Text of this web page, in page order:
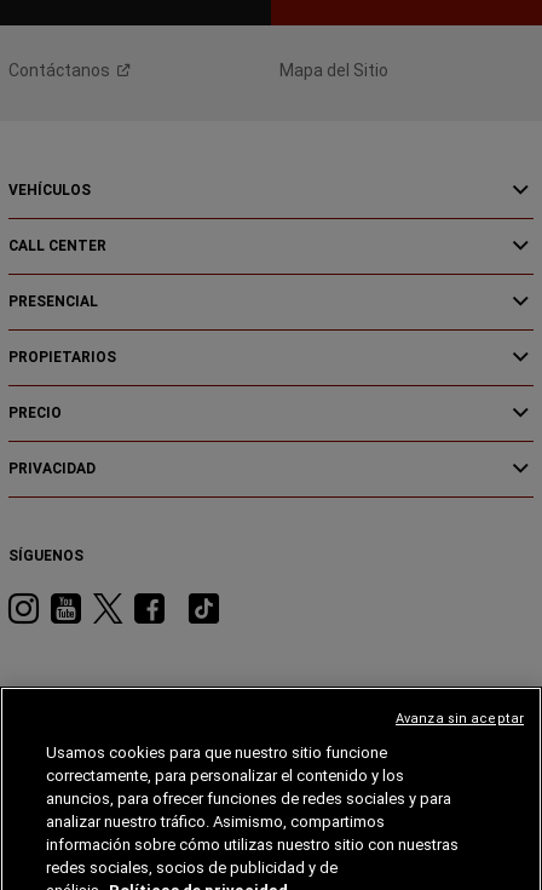
Contáctanos Mapa del Sitio
VEHÍCULOS
CALL CENTER
PRESENCIAL
PROPIETARIOS
PRECIO
PRIVACIDAD
SÍGUENOS
Visita
Instagram
Visita
YouTube
Visita
Twitter
Visita
Facebook
Visita
Tiktok
STELLANTIS MOPAR®
ROMEO y FIAT son marcas registradas de FCA Group Marketing S.p.A. y se usan con permiso.
RAM se reserva el derecho de efectuar cambios en las especificaciones, equipamientos,
Usamos cookies para que nuestro sitio funcione
correctamente, para personalizar el contenido y los
anuncios, para ofrecer funciones de redes sociales y para
analizar nuestro tráfico. Asimismo, compartimos
información sobre cómo utilizas nuestro sitio con nuestras
redes sociales, socios de publicidad y de
Avanza sin aceptar